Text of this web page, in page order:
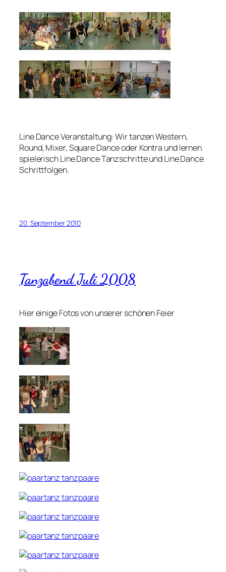
Line Dance Veranstaltung: Wir tanzen Western,
Round, Mixer, Square Dance oder Kontra und lernen
spielerisch Line Dance Tanzschritte und Line Dance
Schrittfolgen.
20. September 2010
Tanzabend Juli 2008
Hier einige Fotos von unserer schönen Feier